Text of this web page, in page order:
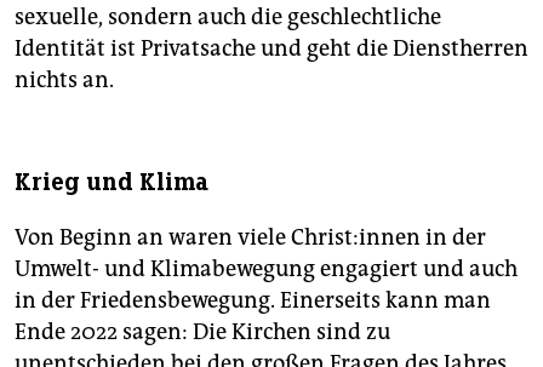
sexuelle, sondern auch die geschlechtliche
Identität ist Privatsache und geht die Dienstherren
nichts an.
Krieg und Klima
Von Beginn an waren viele Chris­t:in­nen in der
Umwelt- und Klimabewegung engagiert und auch
in der Friedensbewegung. Einerseits kann man
Ende 2022 sagen: Die Kirchen sind zu